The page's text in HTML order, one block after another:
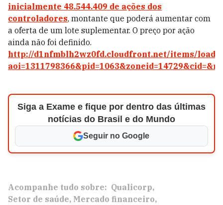
inicialmente 48.544.409 de ações dos
controladores, montante que poderá aumentar com
a oferta de um lote suplementar. O preço por ação
ainda não foi definido.
http://d1nfmblh2wz0fd.cloudfront.net/items/
Siga a Exame e fique por dentro das últimas
notícias do Brasil e do Mundo
Seguir no Google
Acompanhe tudo sobre: Qualicorp
Setor de saúde Mercado financeiro